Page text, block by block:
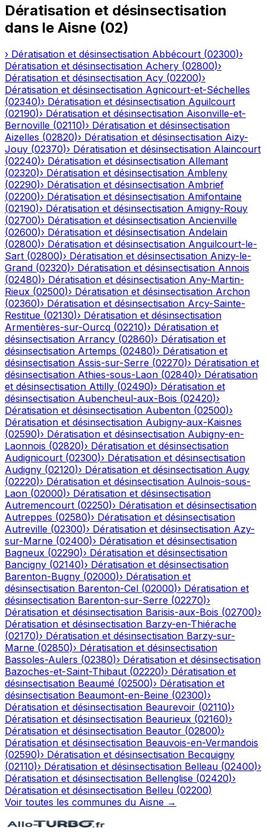
Dératisation et désinsectisation
dans le Aisne (02)
› Dératisation et désinsectisation Abbécourt (02300)›
Dératisation et désinsectisation Achery (02800)›
Dératisation et désinsectisation Acy (02200)›
Dératisation et désinsectisation Agnicourt-et-Séchelles
(02340)› Dératisation et désinsectisation Aguilcourt
(02190)› Dératisation et désinsectisation Aisonville-et-
Bernoville (02110)› Dératisation et désinsectisation
Aizelles (02820)› Dératisation et désinsectisation Aizy-
Jouy (02370)› Dératisation et désinsectisation Alaincourt
(02240)› Dératisation et désinsectisation Allemant
(02320)› Dératisation et désinsectisation Ambleny
(02290)› Dératisation et désinsectisation Ambrief
(02200)› Dératisation et désinsectisation Amifontaine
(02190)› Dératisation et désinsectisation Amigny-Rouy
(02700)› Dératisation et désinsectisation Ancienville
(02600)› Dératisation et désinsectisation Andelain
(02800)› Dératisation et désinsectisation Anguilcourt-le-
Sart (02800)› Dératisation et désinsectisation Anizy-le-
Grand (02320)› Dératisation et désinsectisation Annois
(02480)› Dératisation et désinsectisation Any-Martin-
Rieux (02500)› Dératisation et désinsectisation Archon
(02360)› Dératisation et désinsectisation Arcy-Sainte-
Restitue (02130)› Dératisation et désinsectisation
Armentières-sur-Ourcq (02210)› Dératisation et
désinsectisation Arrancy (02860)› Dératisation et
désinsectisation Artemps (02480)› Dératisation et
désinsectisation Assis-sur-Serre (02270)› Dératisation et
désinsectisation Athies-sous-Laon (02840)› Dératisation
et désinsectisation Attilly (02490)› Dératisation et
désinsectisation Aubencheul-aux-Bois (02420)›
Dératisation et désinsectisation Aubenton (02500)›
Dératisation et désinsectisation Aubigny-aux-Kaisnes
(02590)› Dératisation et désinsectisation Aubigny-en-
Laonnois (02820)› Dératisation et désinsectisation
Audignicourt (02300)› Dératisation et désinsectisation
Audigny (02120)› Dératisation et désinsectisation Augy
(02220)› Dératisation et désinsectisation Aulnois-sous-
Laon (02000)› Dératisation et désinsectisation
Autremencourt (02250)› Dératisation et désinsectisation
Autreppes (02580)› Dératisation et désinsectisation
Autreville (02300)› Dératisation et désinsectisation Azy-
sur-Marne (02400)› Dératisation et désinsectisation
Bagneux (02290)› Dératisation et désinsectisation
Bancigny (02140)› Dératisation et désinsectisation
Barenton-Bugny (02000)› Dératisation et
désinsectisation Barenton-Cel (02000)› Dératisation et
désinsectisation Barenton-sur-Serre (02270)›
Dératisation et désinsectisation Barisis-aux-Bois (02700)›
Dératisation et désinsectisation Barzy-en-Thiérache
(02170)› Dératisation et désinsectisation Barzy-sur-
Marne (02850)› Dératisation et désinsectisation
Bassoles-Aulers (02380)› Dératisation et désinsectisation
Bazoches-et-Saint-Thibaut (02220)› Dératisation et
désinsectisation Beaumé (02500)› Dératisation et
désinsectisation Beaumont-en-Beine (02300)›
Dératisation et désinsectisation Beaurevoir (02110)›
Dératisation et désinsectisation Beaurieux (02160)›
Dératisation et désinsectisation Beautor (02800)›
Dératisation et désinsectisation Beauvois-en-Vermandois
(02590)› Dératisation et désinsectisation Becquigny
(02110)› Dératisation et désinsectisation Belleau (02400)›
Dératisation et désinsectisation Bellenglise (02420)›
Dératisation et désinsectisation Belleu (02200)
Voir toutes les communes du Aisne →